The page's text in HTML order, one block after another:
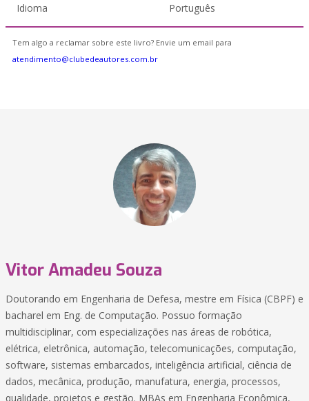
Idioma Português
Tem algo a reclamar sobre este livro? Envie um email para
atendimento@clubedeautores.com.br
Vitor Amadeu Souza
Doutorando em Engenharia de Defesa, mestre em Física (CBPF) e
bacharel em Eng. de Computação. Possuo formação
multidisciplinar, com especializações nas áreas de robótica,
elétrica, eletrônica, automação, telecomunicações, computação,
software, sistemas embarcados, inteligência artificial, ciência de
dados, mecânica, produção, manufatura, energia, processos,
qualidade, projetos e gestão. MBAs em Engenharia Econômica,